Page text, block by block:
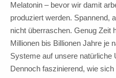
Melatonin – bevor wir damit
produziert werden. Spannend,
nicht überraschen. Genug Zeit
Millionen bis Billionen Jahre je
Systeme auf unsere natürliche
Dennoch faszinierend, wie